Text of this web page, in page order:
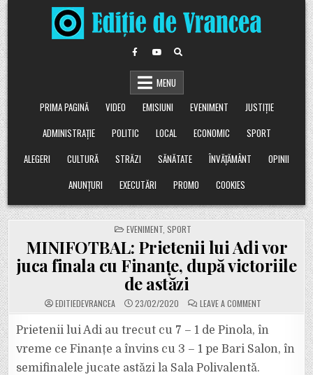
Skip
to
content
MENU
PRIMA PAGINĂ
VIDEO EMISIUNI EVENIMENT
JUSTIȚIE
ADMINISTRAȚIE
POLITIC LOCAL ECONOMIC
SPORT
ALEGERI
CULTURĂ STRĂZI SĂNĂTATE ÎNVĂȚĂMÂNT
OPINII
ANUNȚURI
EXECUTĂRI PROMO COOKIES
POSTED
IN
EVENIMENT SPORT
MINIFOTBAL: Prietenii lui Adi vor
juca finala cu Finanțe, după victoriile
de astăzi
EDITIEDEVRANCEA 23/02/2020 LEAVE A COMMENT
MINIFOTBAL:
LUI
ADI
VOR
JUCA
Prietenii lui Adi au trecut cu 7 – 1 de Pinola, în
vreme ce Finanțe a învins cu 3 – 1 pe Bari Salon, în
semifinalele jucate astăzi la Sala Polivalentă.